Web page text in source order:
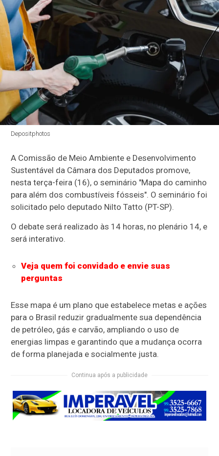
Depositphotos
A Comissão de Meio Ambiente e Desenvolvimento
Sustentável da Câmara dos Deputados promove,
nesta terça-feira (16), o seminário "Mapa do caminho
para além dos combustíveis fósseis". O seminário foi
solicitado pelo deputado Nilto Tatto (PT-SP).
O debate será realizado às 14 horas, no plenário 14, e
será interativo.
Veja quem foi convidado e envie suas
perguntas
Esse mapa é um plano que estabelece metas e ações
para o Brasil reduzir gradualmente sua dependência
de petróleo, gás e carvão, ampliando o uso de
energias limpas e garantindo que a mudança ocorra
de forma planejada e socialmente justa.
Continua após a publicidade